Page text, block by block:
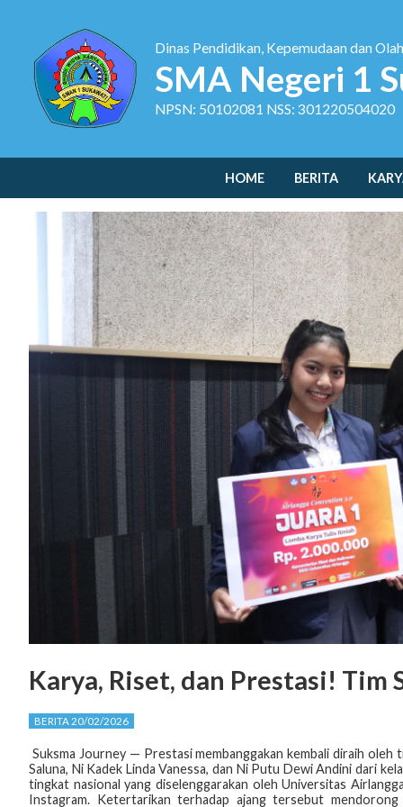
Dinas Pendidikan, Kepemudaan dan
SMA Negeri 1
NPSN: 50102081 NSS: 301220504020
HOME BERITA
Karya, Riset, dan Prestasi! Tim
BERITA 20/02/2026
Suksma Journey — Prestasi membanggakan kembali diraih
Saluna, Ni Kadek Linda Vanessa, dan Ni Putu Dewi Andini dari
tingkat nasional yang diselenggarakan oleh Universitas
Instagram. Ketertarikan terhadap ajang tersebut